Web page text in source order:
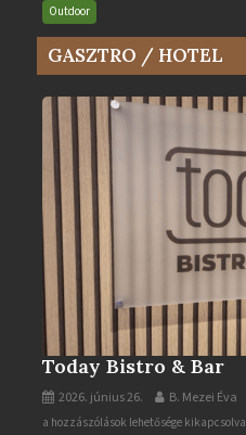
és
az
Év
bejegyzéshez
Outdoor
GASZTRO / HOTEL
Today Bistro & Bar
2026. június 26. B. Mezei Éva
Today
a hozzászólások lehetősége kikapcsolva